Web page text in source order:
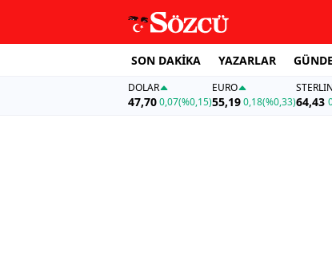
SON DAKİKA YAZARLAR
DOLAR
47,700,07(%0,15)
EURO
55,19 0,18(%0,33)
STERLIN
64,43